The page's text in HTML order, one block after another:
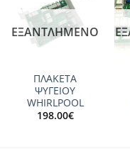
Add to
wishlist
ΕΞΑΝΤΛΗΜΈΝΟ
ΠΛΑΚΕΤΑ
ΨΥΓΕΙΟΥ
WHIRLPOOL
198.00€